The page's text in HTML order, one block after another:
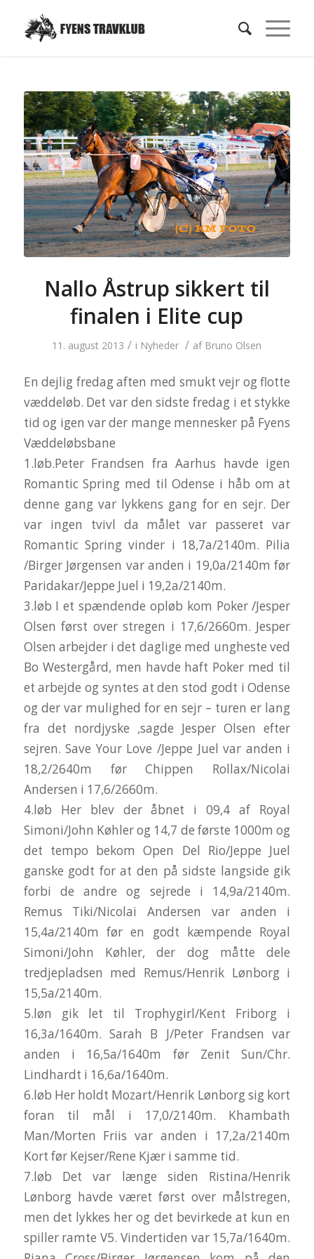
Nallo Åstrup sikkert til
finalen i Elite cup
11. august 2013 / i Nyheder / af Bruno Olsen
En dejlig fredag aften med smukt vejr og flotte
væddeløb. Det var den sidste fredag i et stykke
tid og igen var der mange mennesker på Fyens
Væddeløbsbane
1.løb.Peter Frandsen fra Aarhus havde igen
Romantic Spring med til Odense i håb om at
denne gang var lykkens gang for en sejr. Der
var ingen tvivl da målet var passeret var
Romantic Spring vinder i 18,7a/2140m. Pilia
/Birger Jørgensen var anden i 19,0a/2140m før
Paridakar/Jeppe Juel i 19,2a/2140m.
3.løb I et spændende opløb kom Poker /Jesper
Olsen først over stregen i 17,6/2660m. Jesper
Olsen arbejder i det daglige med ungheste ved
Bo Westergård, men havde haft Poker med til
et arbejde og syntes at den stod godt i Odense
og der var mulighed for en sejr – turen er lang
fra det nordjyske ,sagde Jesper Olsen efter
sejren. Save Your Love /Jeppe Juel var anden i
18,2/2640m før Chippen Rollax/Nicolai
Andersen i 17,6/2660m.
4.løb Her blev der åbnet i 09,4 af Royal
Simoni/John Køhler og 14,7 de første 1000m og
det tempo bekom Open Del Rio/Jeppe Juel
ganske godt for at den på sidste langside gik
forbi de andre og sejrede i 14,9a/2140m.
Remus Tiki/Nicolai Andersen var anden i
15,4a/2140m før en godt kæmpende Royal
Simoni/John Køhler, der dog måtte dele
tredjepladsen med Remus/Henrik Lønborg i
15,5a/2140m.
5.løn gik let til Trophygirl/Kent Friborg i
16,3a/1640m. Sarah B J/Peter Frandsen var
anden i 16,5a/1640m før Zenit Sun/Chr.
Lindhardt i 16,6a/1640m.
6.løb Her holdt Mozart/Henrik Lønborg sig kort
foran til mål i 17,0/2140m. Khambath
Man/Morten Friis var anden i 17,2a/2140m
Kort før Kejser/Rene Kjær i samme tid.
7.løb Det var længe siden Ristina/Henrik
Lønborg havde været først over målstregen,
men det lykkes her og det bevirkede at kun en
spiller ramte V5. Vindertiden var 15,7a/1640m.